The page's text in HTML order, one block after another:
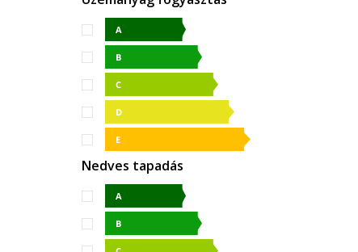
Nedves tapadás